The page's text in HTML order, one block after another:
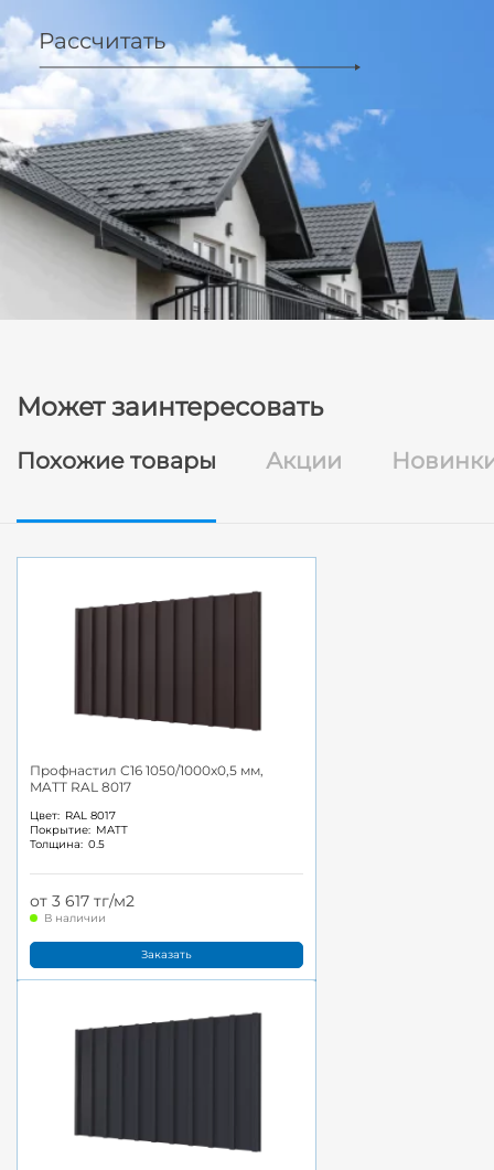
Рассчитать
Может заинтересовать
Похожие товары Акции
Профнастил С16 1050/1000x0,5 мм,
MATT RAL 8017
Цвет: RAL 8017
Покрытие: MATT
Толщина: 0.5
от 3 617 тг/м2
В наличии
Заказать